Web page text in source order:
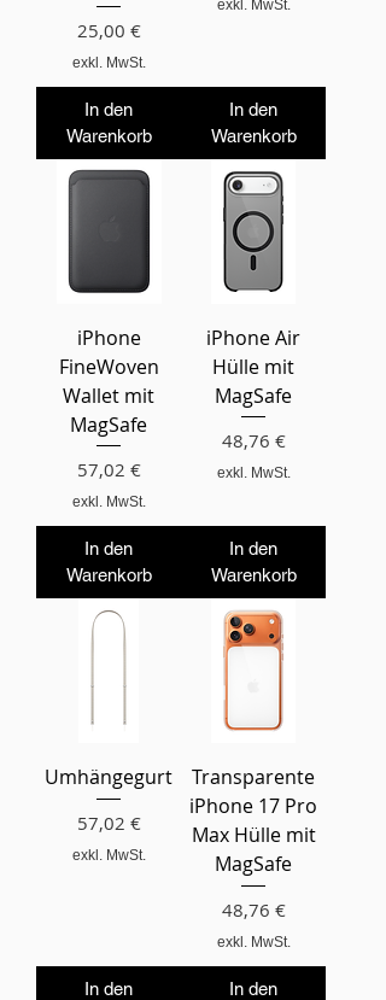
Preis
25,00 €
exkl. MwSt.
In den
Warenkorb
exkl. MwSt.
In den
Warenkorb
iPhone
FineWoven
Wallet mit
MagSafe
Preis
57,02 €
exkl. MwSt.
In den
Warenkorb
iPhone Air
Hülle mit
MagSafe
Preis
48,76 €
exkl. MwSt.
In den
Warenkorb
Umhängegurt
Preis
57,02 €
exkl. MwSt.
In den
Transparente
iPhone 17 Pro
Max Hülle mit
MagSafe
Preis
48,76 €
exkl. MwSt.
In den